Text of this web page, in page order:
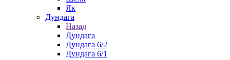
Як
Дундага
Назад
Дундага
Дундага 6/2
Дундага 6/1